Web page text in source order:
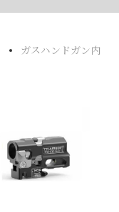
ガスハンドガン内